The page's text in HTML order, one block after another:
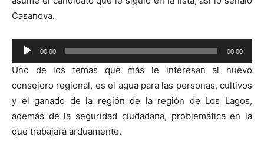
Casanova.
Reproductor
de
audio
00:00 00:00
Uno de los temas que más le interesan al nuevo
consejero regional, es el agua para las personas, cultivos
y el ganado de la región de la región de Los Lagos,
además de la seguridad ciudadana, problemática en la
que trabajará arduamente.